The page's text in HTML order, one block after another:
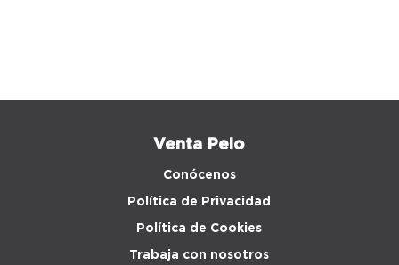
Venta Peio
Conócenos
Política de Privacidad
Política de Cookies
Trabaja con nosotros